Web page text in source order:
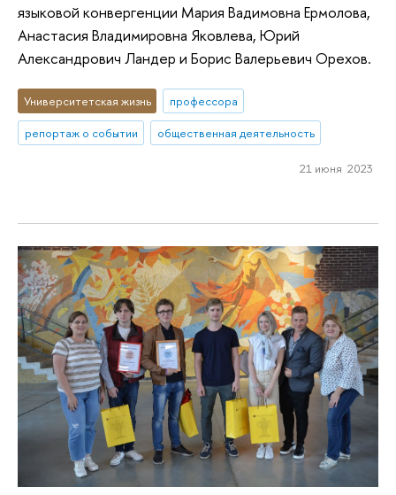
языковой конвергенции Мария Вадимовна Ермолова,
Анастасия Владимировна Яковлева, Юрий
Александрович Ландер и Борис Валерьевич Орехов.
Университетская жизнь
профессора
репортаж о событии
общественная деятельность
21 июня 2023